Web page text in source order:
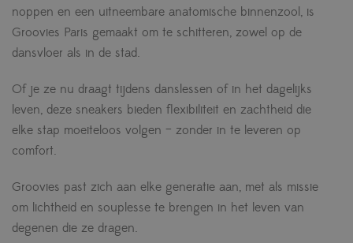
noppen en een uitneembare anatomische binnenzool, is
Groovies Paris gemaakt om te schitteren, zowel op de
dansvloer als in de stad.
Of je ze nu draagt ​​tijdens danslessen of in het dagelijks
leven, deze sneakers bieden flexibiliteit en zachtheid die
elke stap moeiteloos volgen – zonder in te leveren op
comfort.
Groovies past zich aan elke generatie aan, met als missie
om lichtheid en souplesse te brengen in het leven van
degenen die ze dragen.